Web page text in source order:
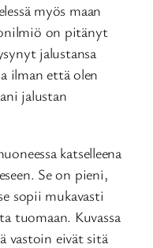
myös maan
on pitänyt
jalustansa
ilman että olen
jalustan
katselleena
Se on pieni,
sopii mukavasti
tuomaan. Kuvassa
vastoin eivät sitä